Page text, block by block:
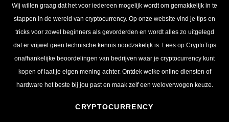
Wij willen graag dat het voor iedereen mogelijk wordt om gemakkelijk in te
stappen in de wereld van cryptocurrency. Op onze website vind je tips en
tricks voor zowel beginners als gevorderden en wordt alles zo uitgelegd
dat er vrijwel geen technische kennis noodzakelijk is. Lees op CryptoTips
onafhankelijke beoordelingen van bedrijven waar je cryptocurrency kunt
kopen of laat je eigen mening achter. Ontdek welke online diensten of
hardware het beste bij jou past en maak zelf een weloverwogen keuze.
CRYPTOCURRENCY